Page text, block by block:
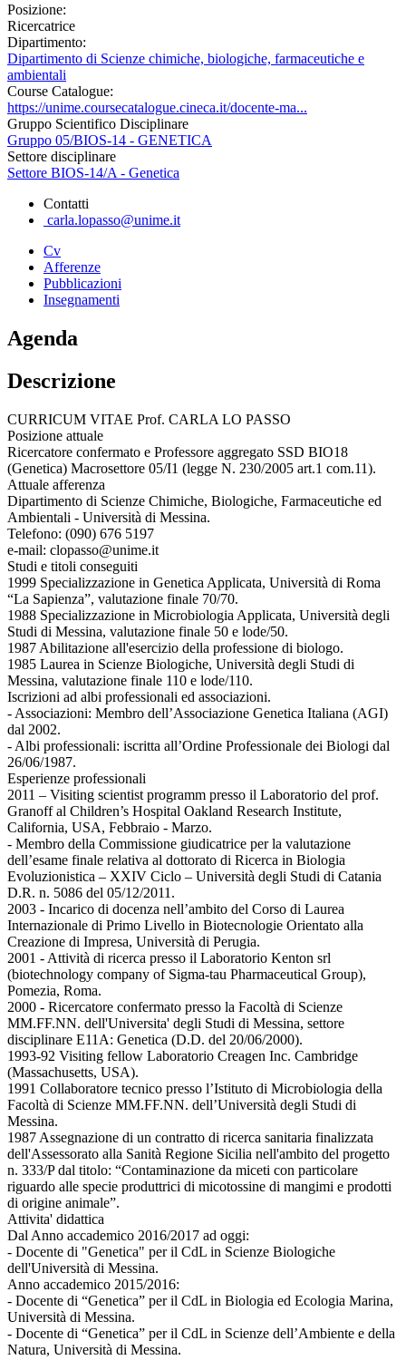
Posizione:
Ricercatrice
Dipartimento:
Dipartimento di Scienze chimiche, biologiche, farmaceutiche e
ambientali
Course Catalogue:
https://unime.coursecatalogue.cineca.it/docente-ma...
Gruppo Scientifico Disciplinare
Gruppo 05/BIOS-14 - GENETICA
Settore disciplinare
Settore BIOS-14/A - Genetica
Contatti
carla.lopasso@unime.it
Cv
Afferenze
Pubblicazioni
Insegnamenti
Agenda
Descrizione
CURRICUM VITAE Prof. CARLA LO PASSO
Posizione attuale
Ricercatore confermato e Professore aggregato SSD BIO18
(Genetica) Macrosettore 05/I1 (legge N. 230/2005 art.1 com.11).
Attuale afferenza
Dipartimento di Scienze Chimiche, Biologiche, Farmaceutiche ed
Ambientali - Università di Messina.
Telefono: (090) 676 5197
e-mail: clopasso@unime.it
Studi e titoli conseguiti
1999 Specializzazione in Genetica Applicata, Università di Roma
“La Sapienza”, valutazione finale 70/70.
1988 Specializzazione in Microbiologia Applicata, Università degli
Studi di Messina, valutazione finale 50 e lode/50.
1987 Abilitazione all'esercizio della professione di biologo.
1985 Laurea in Scienze Biologiche, Università degli Studi di
Messina, valutazione finale 110 e lode/110.
Iscrizioni ad albi professionali ed associazioni.
- Associazioni: Membro dell’Associazione Genetica Italiana (AGI)
dal 2002.
- Albi professionali: iscritta all’Ordine Professionale dei Biologi dal
26/06/1987.
Esperienze professionali
2011 – Visiting scientist programm presso il Laboratorio del prof.
Granoff al Children’s Hospital Oakland Research Institute,
California, USA, Febbraio - Marzo.
- Membro della Commissione giudicatrice per la valutazione
dell’esame finale relativa al dottorato di Ricerca in Biologia
Evoluzionistica – XXIV Ciclo – Università degli Studi di Catania
D.R. n. 5086 del 05/12/2011.
2003 - Incarico di docenza nell’ambito del Corso di Laurea
Internazionale di Primo Livello in Biotecnologie Orientato alla
Creazione di Impresa, Università di Perugia.
2001 - Attività di ricerca presso il Laboratorio Kenton srl
(biotechnology company of Sigma-tau Pharmaceutical Group),
Pomezia, Roma.
2000 - Ricercatore confermato presso la Facoltà di Scienze
MM.FF.NN. dell'Universita' degli Studi di Messina, settore
disciplinare E11A: Genetica (D.D. del 20/06/2000).
1993-92 Visiting fellow Laboratorio Creagen Inc. Cambridge
(Massachusetts, USA).
1991 Collaboratore tecnico presso l’Istituto di Microbiologia della
Facoltà di Scienze MM.FF.NN. dell’Università degli Studi di
Messina.
1987 Assegnazione di un contratto di ricerca sanitaria finalizzata
dell'Assessorato alla Sanità Regione Sicilia nell'ambito del progetto
n. 333/P dal titolo: “Contaminazione da miceti con particolare
riguardo alle specie produttrici di micotossine di mangimi e prodotti
di origine animale”.
Attivita' didattica
Dal Anno accademico 2016/2017 ad oggi:
- Docente di "Genetica" per il CdL in Scienze Biologiche
dell'Università di Messina.
Anno accademico 2015/2016:
- Docente di “Genetica” per il CdL in Biologia ed Ecologia Marina,
Università di Messina.
- Docente di “Genetica” per il CdL in Scienze dell’Ambiente e della
Natura, Università di Messina.